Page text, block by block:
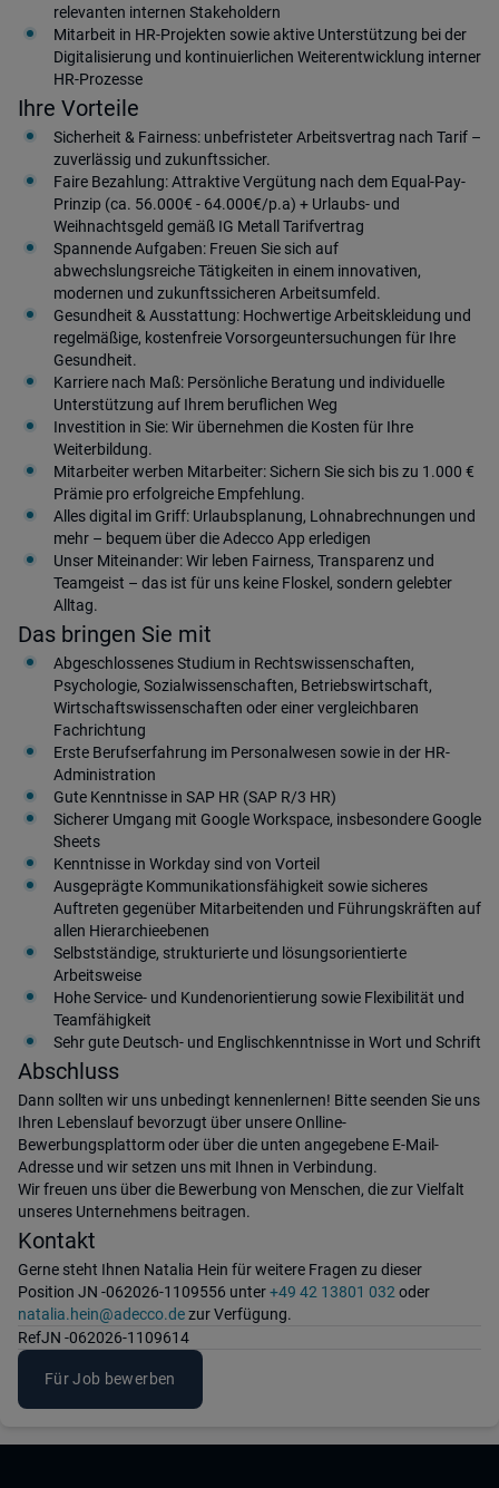
relevanten internen Stakeholdern
Mitarbeit in HR-Projekten sowie aktive Unterstützung bei der
Digitalisierung und kontinuierlichen Weiterentwicklung interner
HR-Prozesse
Ihre Vorteile
Sicherheit & Fairness: unbefristeter Arbeitsvertrag nach Tarif –
zuverlässig und zukunftssicher.
Faire Bezahlung: Attraktive Vergütung nach dem Equal-Pay-
Prinzip (ca. 56.000€ - 64.000€/p.a) + Urlaubs- und
Weihnachtsgeld gemäß IG Metall Tarifvertrag
Spannende Aufgaben: Freuen Sie sich auf
abwechslungsreiche Tätigkeiten in einem innovativen,
modernen und zukunftssicheren Arbeitsumfeld.
Gesundheit & Ausstattung: Hochwertige Arbeitskleidung und
regelmäßige, kostenfreie Vorsorgeuntersuchungen für Ihre
Gesundheit.
Karriere nach Maß: Persönliche Beratung und individuelle
Unterstützung auf Ihrem beruflichen Weg
Investition in Sie: Wir übernehmen die Kosten für Ihre
Weiterbildung.
Mitarbeiter werben Mitarbeiter: Sichern Sie sich bis zu 1.000 €
Prämie pro erfolgreiche Empfehlung.
Alles digital im Griff: Urlaubsplanung, Lohnabrechnungen und
mehr – bequem über die Adecco App erledigen
Unser Miteinander: Wir leben Fairness, Transparenz und
Teamgeist – das ist für uns keine Floskel, sondern gelebter
Alltag.
Das bringen Sie mit
Abgeschlossenes Studium in Rechtswissenschaften,
Psychologie, Sozialwissenschaften, Betriebswirtschaft,
Wirtschaftswissenschaften oder einer vergleichbaren
Fachrichtung
Erste Berufserfahrung im Personalwesen sowie in der HR-
Administration
Gute Kenntnisse in SAP HR (SAP R/3 HR)
Sicherer Umgang mit Google Workspace, insbesondere Google
Sheets
Kenntnisse in Workday sind von Vorteil
Ausgeprägte Kommunikationsfähigkeit sowie sicheres
Auftreten gegenüber Mitarbeitenden und Führungskräften auf
allen Hierarchieebenen
Selbstständige, strukturierte und lösungsorientierte
Arbeitsweise
Hohe Service- und Kundenorientierung sowie Flexibilität und
Teamfähigkeit
Sehr gute Deutsch- und Englischkenntnisse in Wort und Schrift
Abschluss
Dann sollten wir uns unbedingt kennenlernen! Bitte seenden Sie uns
Ihren Lebenslauf bevorzugt über unsere Onlline-
Bewerbungsplattorm oder über die unten angegebene E-Mail-
Adresse und wir setzen uns mit Ihnen in Verbindung.
Wir freuen uns über die Bewerbung von Menschen, die zur Vielfalt
unseres Unternehmens beitragen.
Kontakt
Gerne steht Ihnen Natalia Hein für weitere Fragen zu dieser
Position JN -062026-1109556 unter+49 42 13801 032 oder
natalia.hein@adecco.dezur Verfügung.
RefJN -062026-1109614
Für Job bewerben